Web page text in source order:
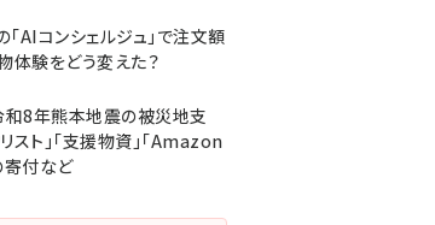
「AIコンシェルジュ」で注文額
体験をどう変えた？
8年熊本地震の被災地支
スト」「支援物資」「Amazon
寄付など